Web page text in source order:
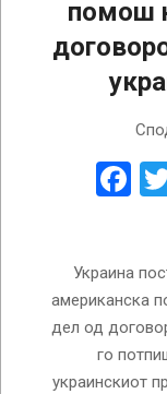
помош
Украина
американска
дел од
го
украинскиот